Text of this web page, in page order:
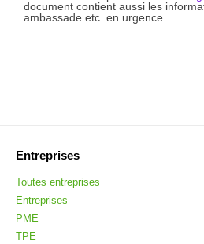
document contient aussi les
ambassade etc. en urgence.
Entreprises
Toutes entreprises
Entreprises
PME
TPE